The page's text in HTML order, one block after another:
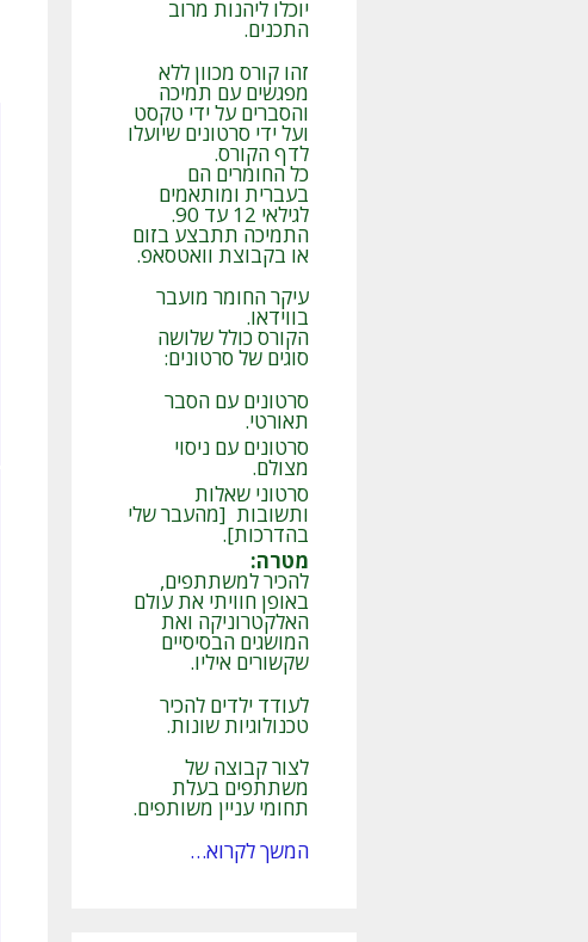
יוכלו ליהנות מרוב
התכנים.
זהו קורס מכוון ללא
מפגשים עם תמיכה
והסברים על ידי טקסט
ועל ידי סרטונים שיועלו
לדף הקורס.
כל החומרים הם
בעברית ומותאמים
לגילאי 12 עד 90.
התמיכה תתבצע בזום
או בקבוצת וואטסאפ.
עיקר החומר מועבר
בווידאו.
הקורס כולל שלושה
סוגים של סרטונים:
סרטונים עם הסבר
תאורטי.
סרטונים עם ניסוי
מצולם.
סרטוני שאלות
ותשובות [מהעבר שלי
בהדרכות].
מטרה:
להכיר למשתתפים,
באופן חוויתי את עולם
האלקטרוניקה ואת
המושגים הבסיסיים
שקשורים איליו.
לעודד ילדים להכיר
טכנולוגיות שונות.
לצור קבוצה של
משתתפים בעלת
תחומי עניין משותפים.
המשך לקרוא…